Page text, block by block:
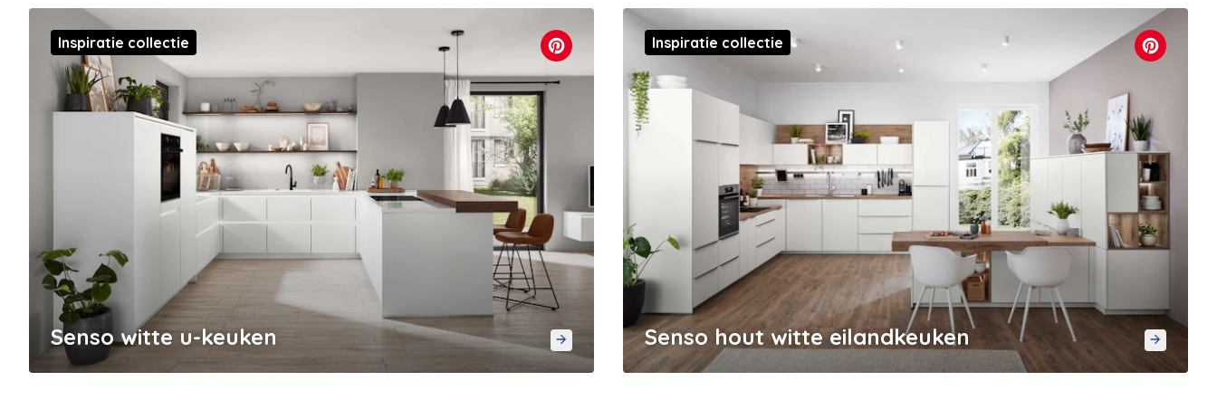
Senso witte u-keuken
Inspiratie collectie
Senso hout witte eilandkeuken
Inspiratie collectie